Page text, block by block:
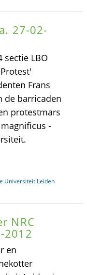
27-02-
sectie LBO
Frans
de barricaden
protestmars
-
Universiteit Leiden
NRC
2012
en